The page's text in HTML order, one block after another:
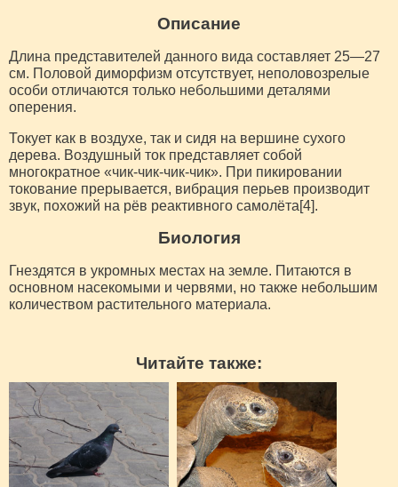
Описание
Длина представителей данного вида составляет 25—27
см. Половой диморфизм отсутствует, неполовозрелые
особи отличаются только небольшими деталями
оперения.
Токует как в воздухе, так и сидя на вершине сухого
дерева. Воздушный ток представляет собой
многократное «чик-чик-чик-чик». При пикировании
токование прерывается, вибрация перьев производит
звук, похожий на рёв реактивного самолёта[4].
Биология
Гнездятся в укромных местах на земле. Питаются в
основном насекомыми и червями, но также небольшим
количеством растительного материала.
Читайте также: